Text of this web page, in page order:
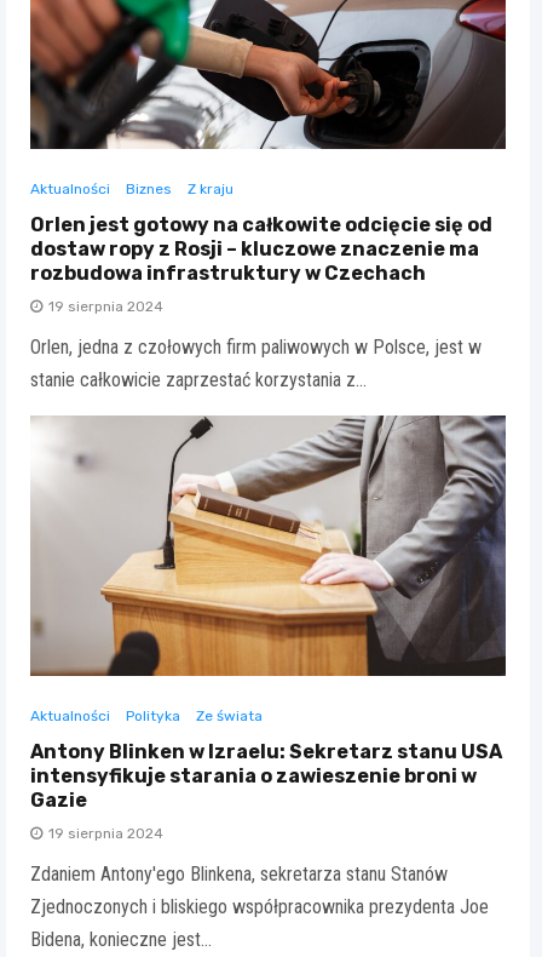
Aktualności Biznes Z kraju
Orlen jest gotowy na całkowite odcięcie się od
dostaw ropy z Rosji – kluczowe znaczenie ma
rozbudowa infrastruktury w Czechach
19 sierpnia 2024
Orlen, jedna z czołowych firm paliwowych w Polsce, jest w
stanie całkowicie zaprzestać korzystania z…
Aktualności Polityka Ze świata
Antony Blinken w Izraelu: Sekretarz stanu USA
intensyfikuje starania o zawieszenie broni w
Gazie
19 sierpnia 2024
Zdaniem Antony'ego Blinkena, sekretarza stanu Stanów
Zjednoczonych i bliskiego współpracownika prezydenta Joe
Bidena, konieczne jest…